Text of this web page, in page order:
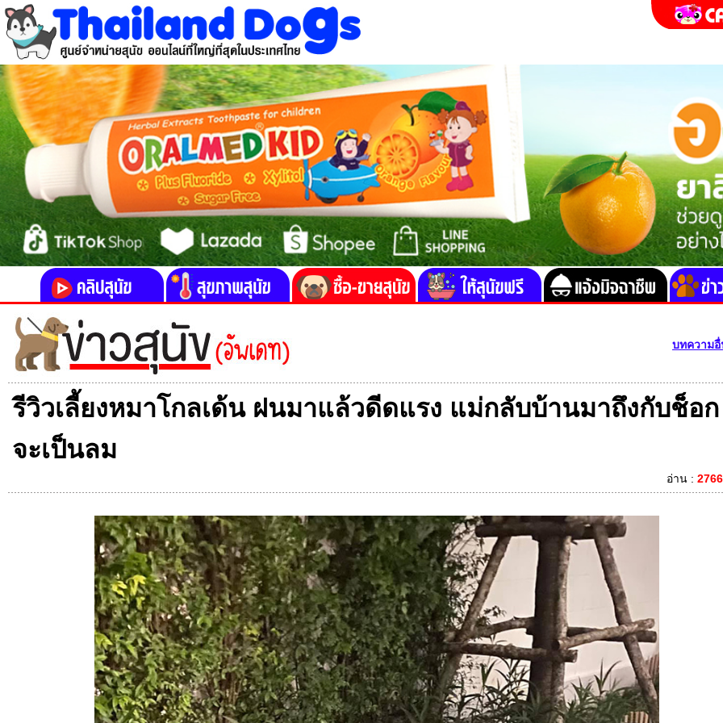
บทความ
รีวิวเลี้ยงหมาโกลเด้น ฝนมาแล้วดีดแรง แม่กลับบ้านมาถึงกับช็อก
จะเป็นลม
อ่าน : 2766